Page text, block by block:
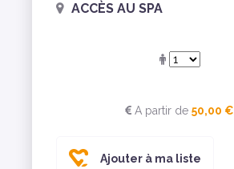
ACCÈS AU SPA
A partir de 50,00 €
Ajouter à ma liste